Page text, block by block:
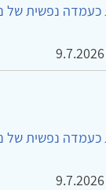
כעמדה נפשית של
9.7.2026
כעמדה נפשית של
9.7.2026